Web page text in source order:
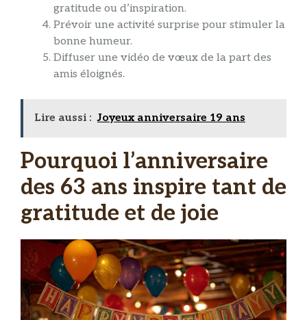
gratitude ou d’inspiration.
Prévoir une activité surprise pour stimuler la
bonne humeur.
Diffuser une vidéo de vœux de la part des
amis éloignés.
Lire aussi : Joyeux anniversaire 19 ans
Pourquoi l’anniversaire
des 63 ans inspire tant de
gratitude et de joie